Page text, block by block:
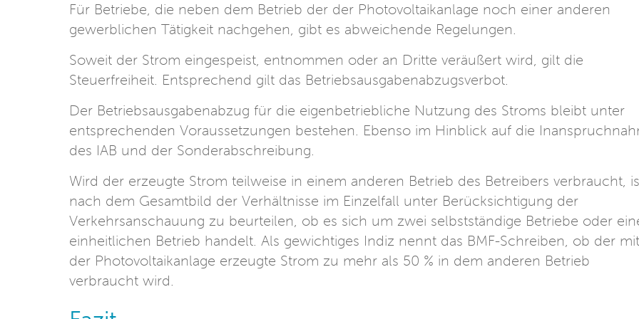
Für Betriebe, die neben dem Betrieb der der Photovoltaikanlage noch einer anderen
gewerblichen Tätigkeit nachgehen, gibt es abweichende Regelungen.
Soweit der Strom eingespeist, entnommen oder an Dritte veräußert wird, gilt die
Steuerfreiheit. Entsprechend gilt das Betriebsausgabenabzugsverbot.
Der Betriebsausgabenabzug für die eigenbetriebliche Nutzung des Stroms bleibt unter
entsprechenden Voraussetzungen bestehen. Ebenso im Hinblick auf die
des IAB und der Sonderabschreibung.
Wird der erzeugte Strom teilweise in einem anderen Betrieb des Betreibers verbraucht,
nach dem Gesamtbild der Verhältnisse im Einzelfall unter Berücksichtigung der
Verkehrsanschauung zu beurteilen, ob es sich um zwei selbstständige Betriebe oder
einheitlichen Betrieb handelt. Als gewichtiges Indiz nennt das BMF-Schreiben, ob der mit
der Photovoltaikanlage erzeugte Strom zu mehr als 50 % in dem anderen Betrieb
verbraucht wird.